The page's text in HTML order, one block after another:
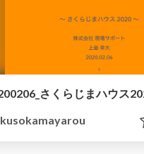
kusokamayarou